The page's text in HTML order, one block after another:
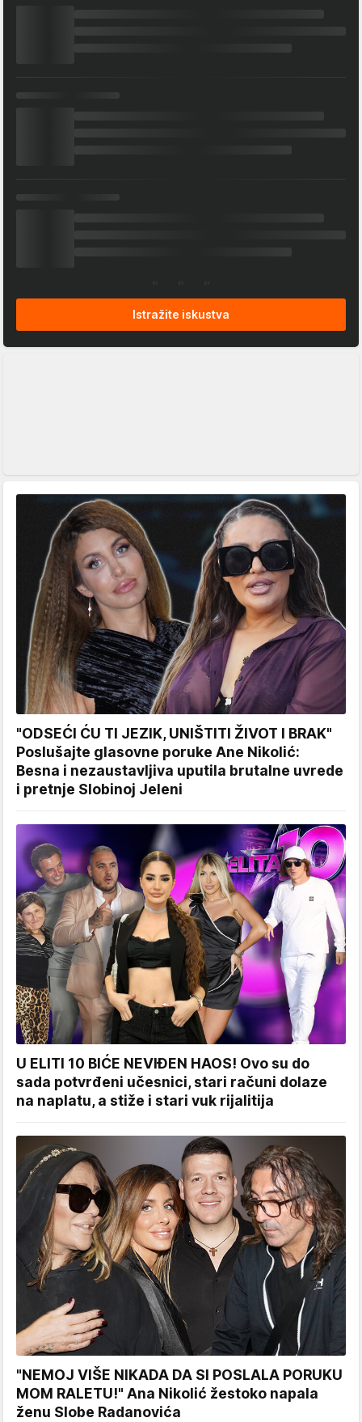
Istražite iskustva
"ODSEĆI ĆU TI JEZIK, UNIŠTITI ŽIVOT I BRAK"
Poslušajte glasovne poruke Ane Nikolić:
Besna i nezaustavljiva uputila brutalne uvrede
i pretnje Slobinoj Jeleni
U ELITI 10 BIĆE NEVIĐEN HAOS! Ovo su do
sada potvrđeni učesnici, stari računi dolaze
na naplatu, a stiže i stari vuk rijalitija
"NEMOJ VIŠE NIKADA DA SI POSLALA PORUKU
MOM RALETU!" Ana Nikolić žestoko napala
ženu Slobe Radanovića